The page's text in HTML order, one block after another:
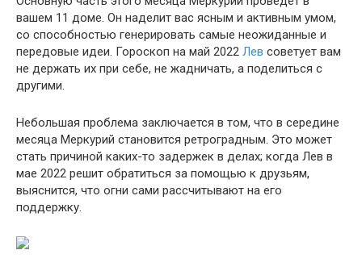
вашем 11 доме. Он наделит вас ясным и активным умом,
со способностью генерировать самые неожиданные и
передовые идеи. Гороскоп на май 2022 Лев советует вам
не держать их при себе, не жадничать, а поделиться с
другими.
Небольшая проблема заключается в том, что в середине
месяца Меркурий становится ретроградным. Это может
стать причиной каких-то задержек в делах; когда Лев в
мае 2022 решит обратиться за помощью к друзьям,
выяснится, что огни сами рассчитывают на его
поддержку.